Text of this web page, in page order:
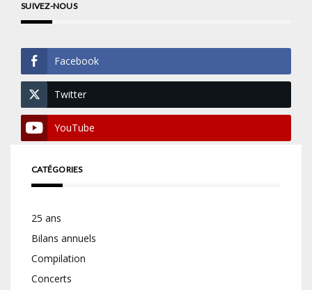
SUIVEZ-NOUS
Facebook
Twitter
YouTube
CATÉGORIES
25 ans
Bilans annuels
Compilation
Concerts